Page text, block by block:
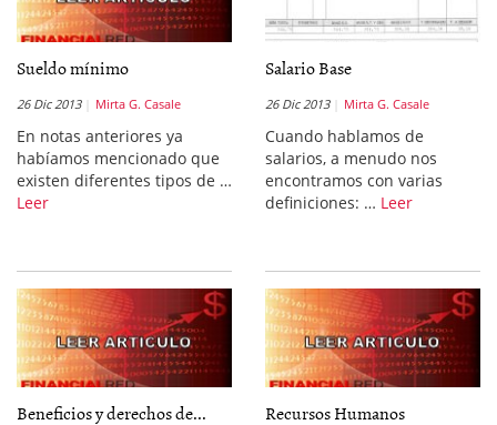
Sueldo mínimo
26 Dic 2013 Mirta G. Casale
En notas anteriores ya
habíamos mencionado que
existen diferentes tipos de …
Leer
Salario Base
26 Dic 2013 Mirta G. Casale
Cuando hablamos de
salarios, a menudo nos
encontramos con varias
definiciones: … Leer
Beneficios y derechos de... Recursos Humanos